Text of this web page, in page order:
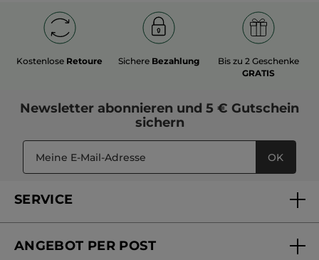
Kostenlose Retoure Sichere Bezahlung
Bis zu 2 Geschenke
GRATIS
Newsletter abonnieren und 5 € Gutschein
sichern
OK
SERVICE
Mein Konto
ANGEBOT PER POST